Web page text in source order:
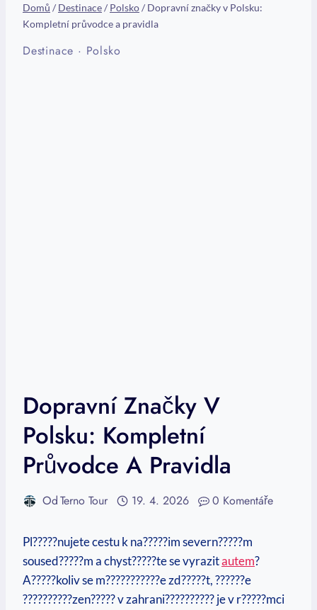
Domů / Destinace/ Polsko/ Dopravní značky v Polsku:
Kompletní průvodce a pravidla
Destinace · Polsko
Dopravní Značky V
Polsku: Kompletní
Průvodce A Pravidla
OdTerno Tour 19. 4. 2026 0 Komentáře
Pl?????nujete cestu k na?????im severn?????m
soused?????m a chyst?????te se vyrazitautem?
A?????koliv se m???????????e zd?????t, ??????e
??????????zen????? v zahrani?????????? je v r?????mci